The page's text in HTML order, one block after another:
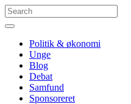
Politik & økonomi
Unge
Blog
Debat
Samfund
Sponsoreret